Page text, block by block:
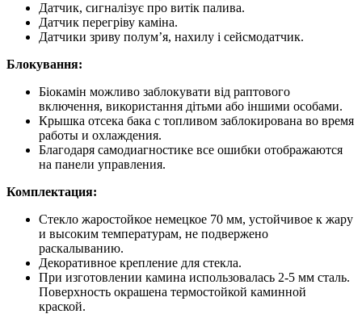
Датчик, сигналізує про витік палива.
Датчик перегріву каміна.
Датчики зриву полум’я, нахилу і сейсмодатчик.
Блокування:
Біокамін можливо заблокувати від раптового
включення, використання дітьми або іншими особами.
Крышка отсека бака с топливом заблокирована во время
работы и охлаждения.
Благодаря самодиагностике все ошибки отображаются
на панели управления.
Комплектация:
Стекло жаростойкое немецкое 70 мм, устойчивое к жару
и высоким температурам, не подвержено
раскалыванию.
Декоративное крепление для стекла.
При изготовлении камина использовалась 2-5 мм сталь.
Поверхность окрашена термостойкой каминной
краской.